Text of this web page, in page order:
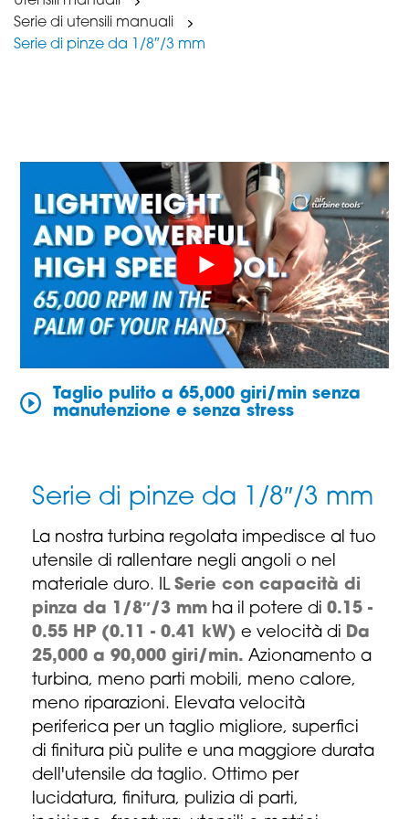
Serie di utensili manuali
Serie di pinze da 1/8″/3 mm
Taglio pulito a 65,000 giri/min senza
manutenzione e senza stress
Serie di pinze da 1/8″/3 mm
La nostra turbina regolata impedisce al tuo
utensile di rallentare negli angoli o nel
materiale duro. IL Serie con capacità di
pinza da 1/8″/3 mm ha il potere di 0.15 -
0.55 HP (0.11 - 0.41 kW) e velocità di Da
25,000 a 90,000 giri/min. Azionamento a
turbina, meno parti mobili, meno calore,
meno riparazioni. Elevata velocità
periferica per un taglio migliore, superfici
di finitura più pulite e una maggiore durata
dell'utensile da taglio. Ottimo per
lucidatura, finitura, pulizia di parti,